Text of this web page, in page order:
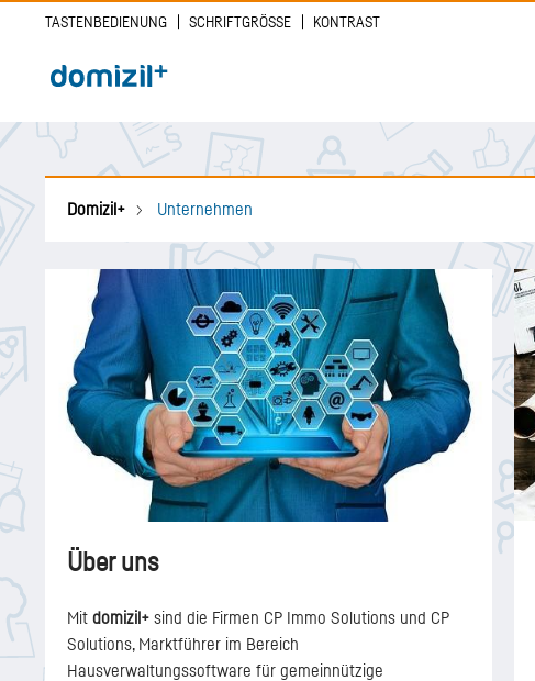
TASTENBEDIENUNG SCHRIFTGRÖSSE KONTRAST
Main navigation
Breadcrumb
Domizil+ Unternehmen
Über uns
Mit domizil+ sind die Firmen CP Immo Solutions und CP
Solutions, Marktführer im Bereich
Hausverwaltungssoftware für gemeinnützige